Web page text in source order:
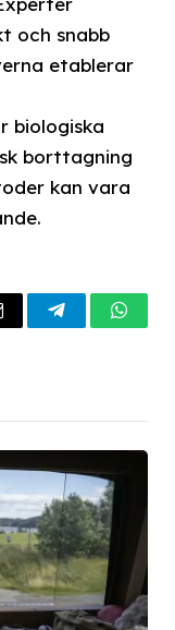
och snabb
etablerar
biologiska
borttagning
kan vara
Telegram